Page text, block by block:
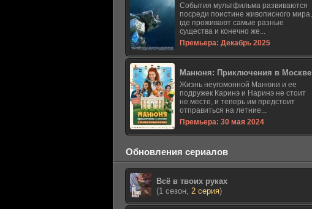
События мультфильма развиваются
посреди поистине живописного мира,
где проживают самые разные
существа и конечно же...
Премьера: Декабрь 2025
Манюня: Приключения в Москве
Жизнь неугомонной Манюни и ее
подружек Каринэ и Наринэ не стоит
не месте, и теперь им предстоит
отправиться на летние...
Премьера: 30 мая 2024
Обновления сериалов
Всё в твоих руках
(1 сезон, 2 серия)